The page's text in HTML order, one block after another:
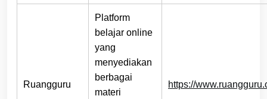
Ruangguru
Platform
belajar online
yang
menyediakan
berbagai
materi
https://